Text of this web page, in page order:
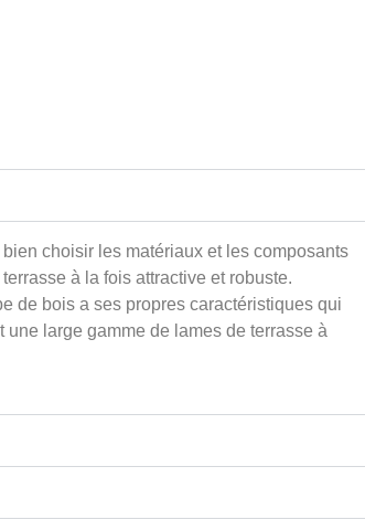
choisir les matériaux et les composants
à la fois attractive et robuste.
de bois a ses propres caractéristiques qui
large gamme de lames de terrasse à